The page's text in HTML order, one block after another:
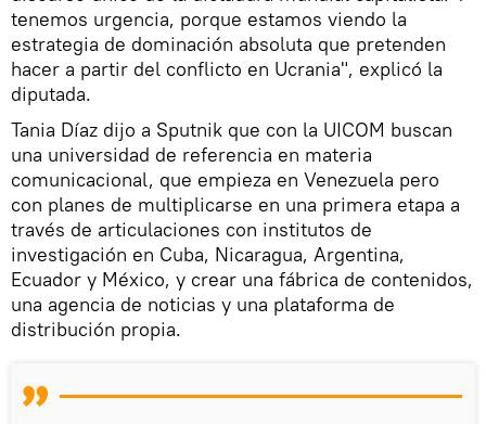
tenemos urgencia, porque estamos viendo la
estrategia de dominación absoluta que pretenden
hacer a partir del conflicto en Ucrania", explicó la
diputada.
Tania Díaz dijo a Sputnik que con la UICOM buscan
una universidad de referencia en materia
comunicacional, que empieza en Venezuela pero
con planes de multiplicarse en una primera etapa a
través de articulaciones con institutos de
investigación en Cuba, Nicaragua, Argentina,
Ecuador y México, y crear una fábrica de contenidos,
una agencia de noticias y una plataforma de
distribución propia.